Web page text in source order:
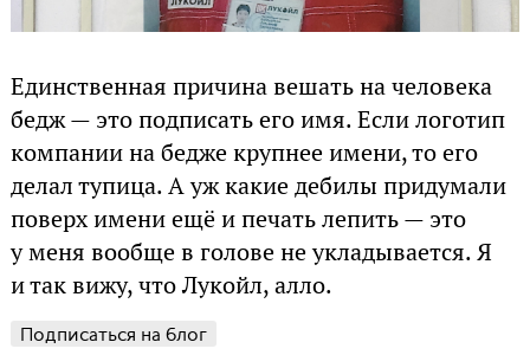
Единственная причина вешать на человека
бедж — это подписать его имя. Если логотип
компании на бедже крупнее имени, то его
делал тупица. А уж какие дебилы придумали
поверх имени ещё и печать лепить — это
у меня вообще в голове не укладывается. Я
и так вижу, что Лукойл, алло.
Подписаться на блог